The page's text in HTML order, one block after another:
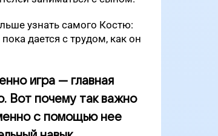
узнать самого Костю:
дается с трудом, как он
игра — главная
Вот почему так важно
с помощью нее